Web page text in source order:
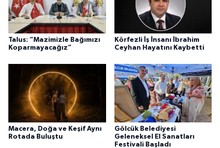
Talus: “Mazimizle Bağımızı
Koparmayacağız”
Körfezli İş İnsanı İbrahim
Ceyhan Hayatını Kaybetti
Macera, Doğa ve Keşif Aynı
Rotada Buluştu
Gölcük Belediyesi
Geleneksel El Sanatları
Festivali Başladı